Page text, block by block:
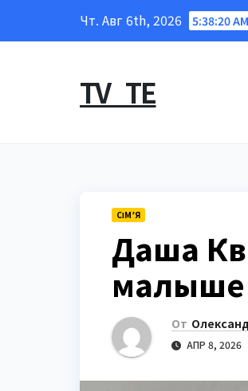
Чт. Авг 6th, 2026 5:38:21 AM
TV_TE
СІМ’Я
Даша
малыше
От
АПР 8, 2026